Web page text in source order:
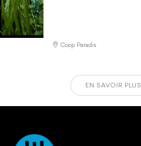
Coop Paradis
EN SAVOIR PLUS